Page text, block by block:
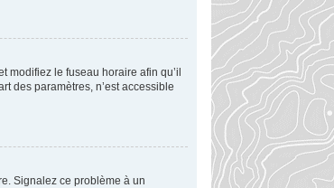
modifiez le fuseau horaire afin qu’il
des paramètres, n’est accessible
Signalez ce problème à un